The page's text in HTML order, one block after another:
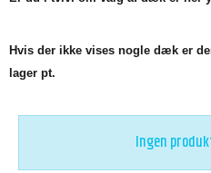
Hvis der ikke vises nogle dæk er
lager pt.
Ingen